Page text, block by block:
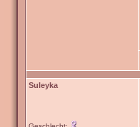
Suleyka